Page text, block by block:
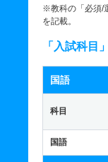
※教科の「必須/
を記載。
「入試科目
国語
科目
国語